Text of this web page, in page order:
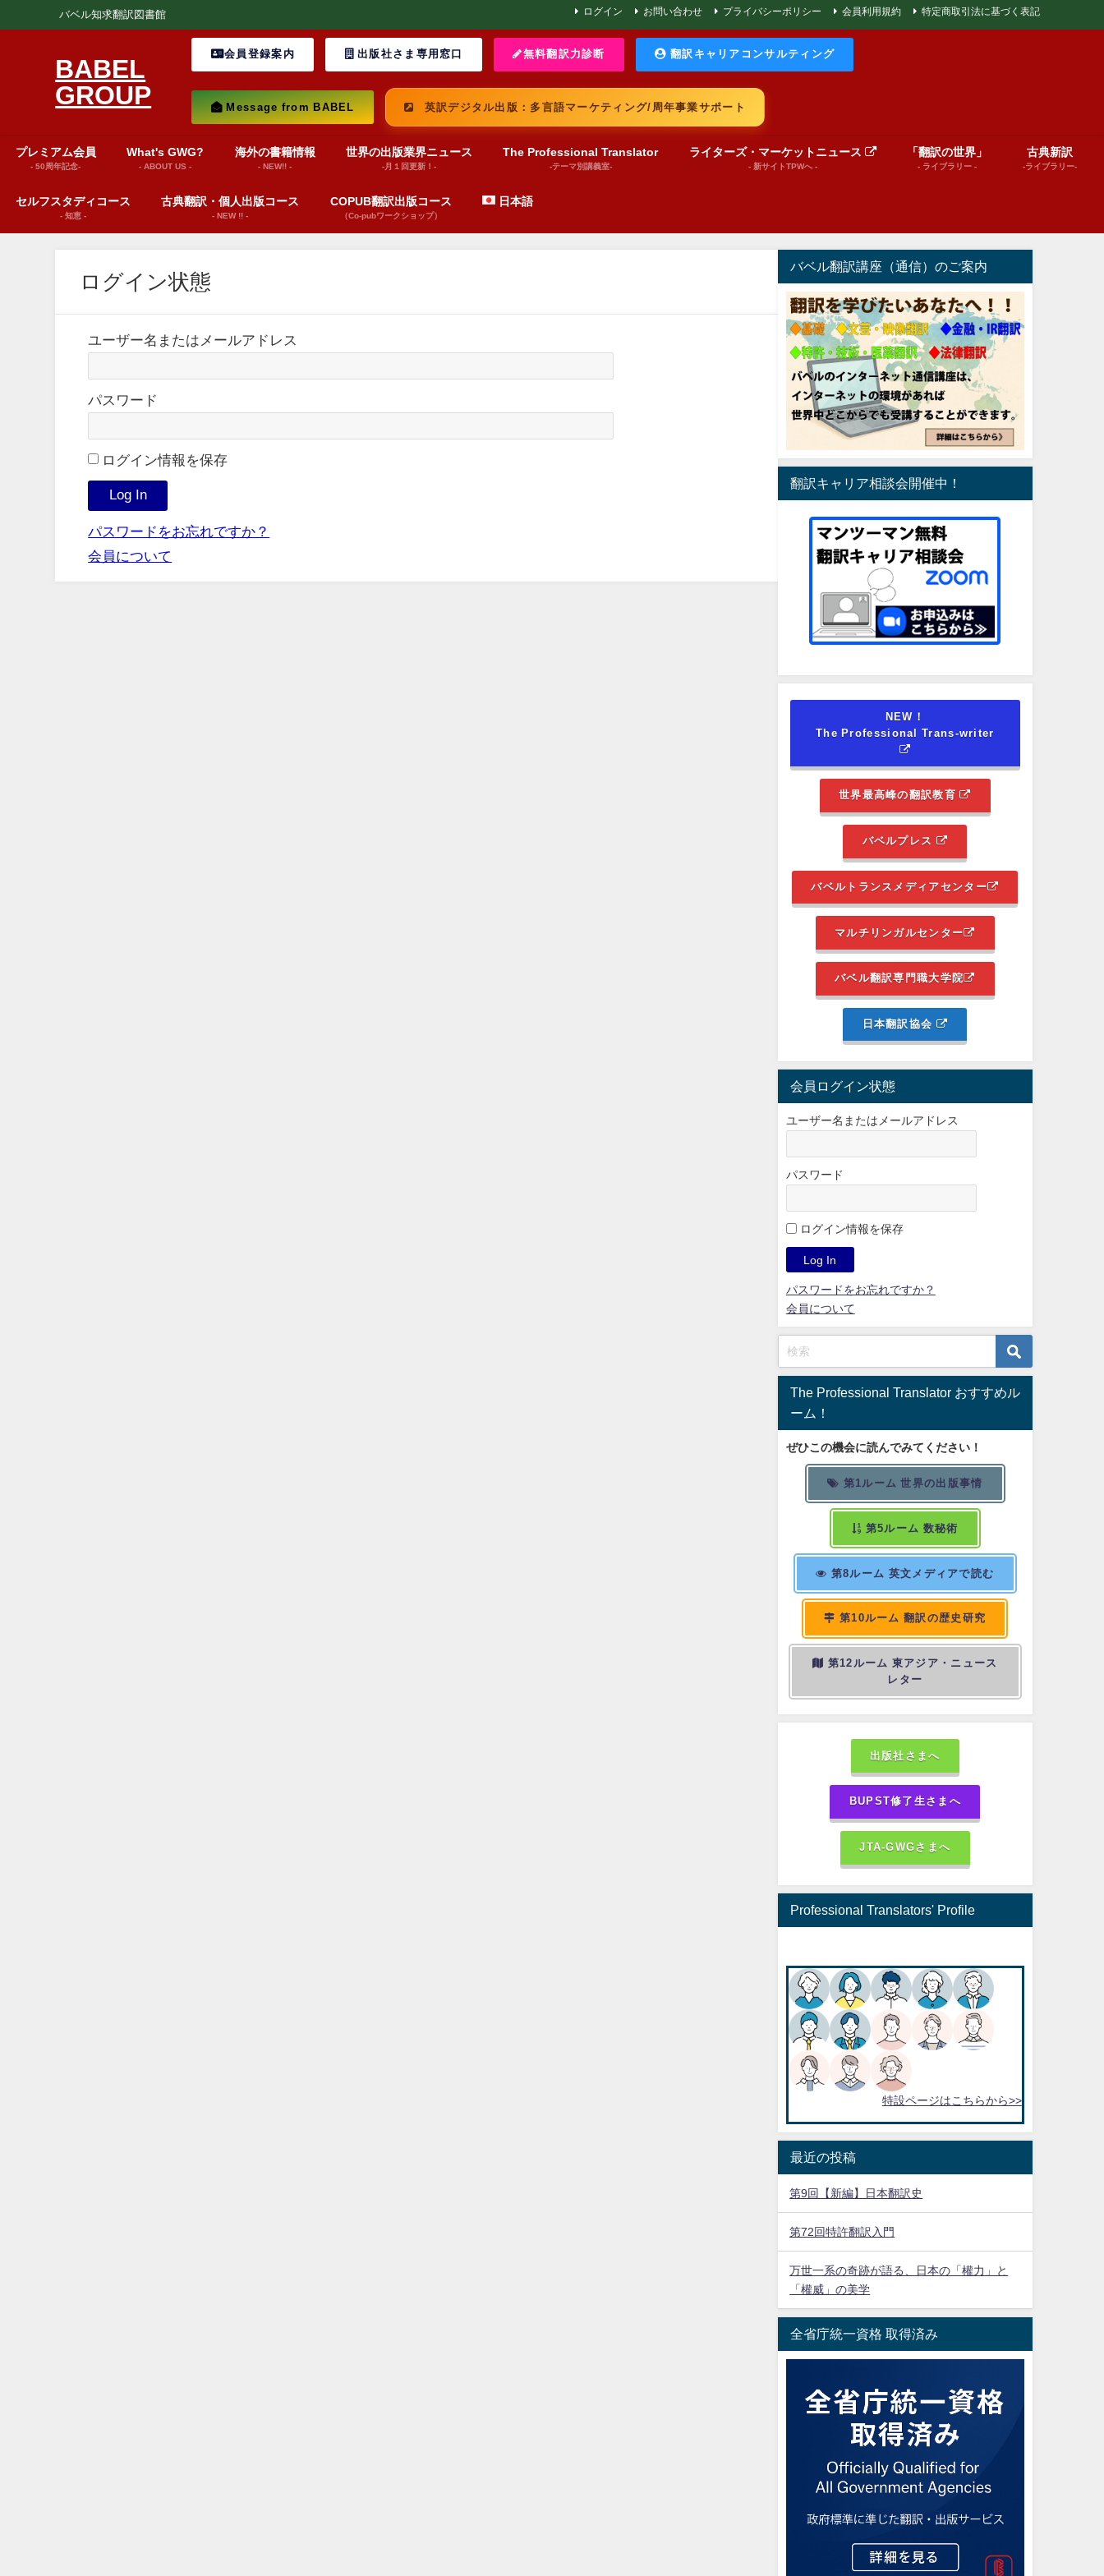
バベル知求翻訳図書館 ログイン お問い合わせ プライバシーポリシー 会員利用規約 特定商取引法に基づく表記
BABEL
GROUP
会員登録案内 出版社さま専用窓口 無料翻訳力診断 翻訳キャリアコンサルティング
Message from BABEL 英訳デジタル出版：多言語マーケティング/周年事業サポート
プレミアム会員
- 50周年記念-
What's GWG?
- ABOUT US -
海外の書籍情報
- NEW!! -
世界の出版業界ニュース
-月１回更新！-
The Professional Translator
-テーマ別講義室-
ライターズ・マーケットニュース
- 新サイトTPWへ -
「翻訳の世界」
- ライブラリー -
古典新訳
-ライブラリー-
セルフスタディコース
- 知恵 -
古典翻訳・個人出版コース
- NEW !! -
COPUB翻訳出版コース
（Co-pubワークショップ）
日本語
ログイン状態
ユーザー名またはメールアドレス
パスワード
ログイン情報を保存
パスワードをお忘れですか？
会員について
バベル翻訳講座（通信）のご案内
翻訳キャリア相談会開催中！
NEW！
The Professional Trans-writer
世界最高峰の翻訳教育
バベルプレス
バベルトランスメディアセンター
マルチリンガルセンター
バベル翻訳専門職大学院
日本翻訳協会
会員ログイン状態
ユーザー名またはメールアドレス
パスワード
ログイン情報を保存
パスワードをお忘れですか？
会員について
The Professional Translator おすすめル
ーム！
ぜひこの機会に読んでみてください！
第1ルーム 世界の出版事情
第5ルーム 数秘術
第8ルーム 英文メディアで読む
第10ルーム 翻訳の歴史研究
第12ルーム 東アジア・ニュース
レター
出版社さまへ
BUPST修了生さまへ
JTA-GWGさまへ
Professional Translators' Profile
特設ページはこちらから>>
最近の投稿
第9回【新編】日本翻訳史
第72回特許翻訳入門
万世一系の奇跡が語る、日本の「權力」と
「權威」の美学
全省庁統一資格 取得済み